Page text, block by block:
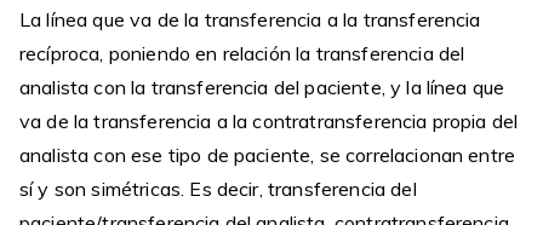
La línea que va de la transferencia a la transferencia
recíproca, poniendo en relación la transferencia del
analista con la transferencia del paciente, y la línea que
va de la transferencia a la contratransferencia propia del
analista con ese tipo de paciente, se correlacionan entre
sí y son simétricas. Es decir, transferencia del